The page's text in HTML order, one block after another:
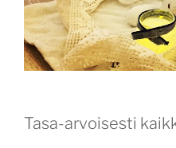
Tasa-arvoisesti